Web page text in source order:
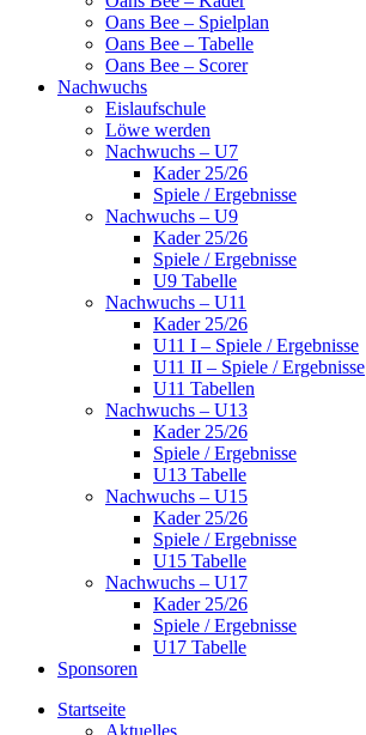
Oans Bee – Spielplan
Oans Bee – Tabelle
Oans Bee – Scorer
Nachwuchs
Eislaufschule
Löwe werden
Nachwuchs – U7
Kader 25/26
Spiele / Ergebnisse
Nachwuchs – U9
Kader 25/26
Spiele / Ergebnisse
U9 Tabelle
Nachwuchs – U11
Kader 25/26
U11 I – Spiele / Ergebnisse
U11 II – Spiele / Ergebnisse
U11 Tabellen
Nachwuchs – U13
Kader 25/26
Spiele / Ergebnisse
U13 Tabelle
Nachwuchs – U15
Kader 25/26
Spiele / Ergebnisse
U15 Tabelle
Nachwuchs – U17
Kader 25/26
Spiele / Ergebnisse
U17 Tabelle
Sponsoren
Startseite
Aktuelles